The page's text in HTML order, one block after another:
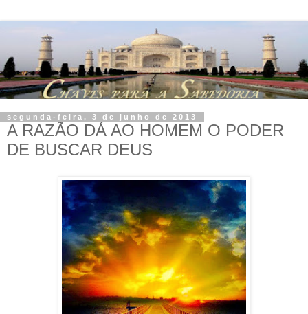
segunda-feira, 3 de junho de 2013
A RAZÃO DÁ AO HOMEM O PODER
DE BUSCAR DEUS